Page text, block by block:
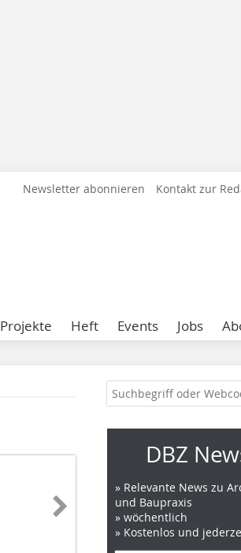
Newsletter abonnieren Kontakt zur
Projekte Heft Events Jobs
DBZ
» Relevante News zu
und Baupraxis
» wöchentlich
» Kostenlos und